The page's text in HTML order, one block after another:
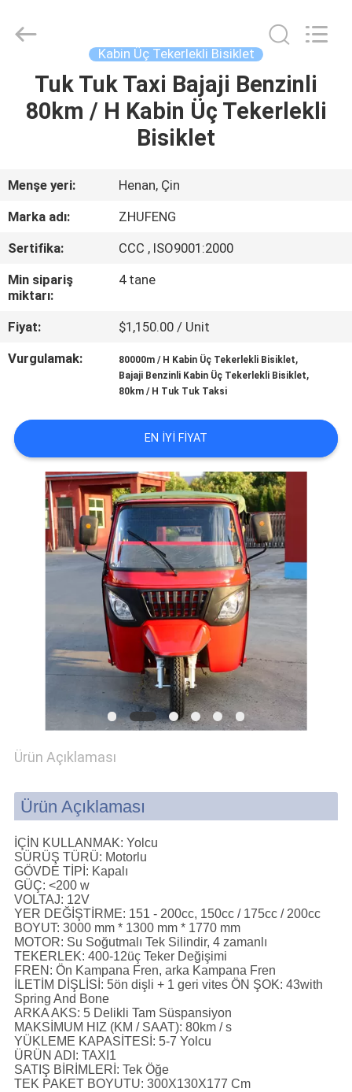
HAKKIMIZDA
FABRIKA
TURU
KALITE
KONTROL
BIZIMLE
ILETIŞIME
GEÇIN
HABERLER
SITE
PRIVACY
Tricycle
Motorcycle
Kabin Üç Tekerlekli Bisiklet
Tuk Tuk Taxi Bajaji Benzinli
80km / H Kabin Üç Tekerlekli
Bisiklet
Menşe yeri:
Henan, Çin
Marka adı:
ZHUFENG
Sertifika:
CCC , ISO9001:2000
Min sipariş
miktarı:
4 tane
Fiyat:
$1,150.00 / Unit
Vurgulamak:
80000m / H Kabin Üç Tekerlekli Bisiklet,
Bajaji Benzinli Kabin Üç Tekerlekli Bisiklet,
80km / H Tuk Tuk Taksi
EN IYI FIYAT
Ürün Açıklaması
Ürün Açıklaması
İÇİN KULLANMAK: Yolcu
SÜRÜŞ TÜRÜ: Motorlu
GÖVDE TİPİ: Kapalı
GÜÇ: <200 w
VOLTAJ: 12V
YER DEĞİŞTİRME: 151 - 200cc, 150cc / 175cc / 200cc
BOYUT: 3000 mm * 1300 mm * 1770 mm
MOTOR: Su Soğutmalı Tek Silindir, 4 zamanlı
TEKERLEK: 400-12üç Teker Değişimi
FREN: Ön Kampana Fren, arka Kampana Fren
İLETİM DİŞLİSİ: 5ön dişli + 1 geri vites ÖN ŞOK: 43with
Spring And Bone
ARKA AKS: 5 Delikli Tam Süspansiyon
MAKSİMUM HIZ (KM / SAAT): 80km / s
YÜKLEME KAPASİTESİ: 5-7 Yolcu
ÜRÜN ADI: TAXI1
SATIŞ BİRİMLERİ: Tek Öğe
TEK PAKET BOYUTU: 300X130X177 Cm